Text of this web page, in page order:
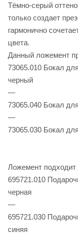
Тёмно-серый
только создает
гармонично
цвета.
Данный ложемент
73065.010 Бокал
черный
—
73065.040 Бокал
—
73065.030 Бокал
Ложемент
695721.010
черная
—
695721.030
синяя